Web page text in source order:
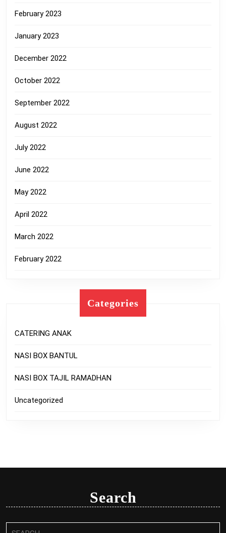
February 2023
January 2023
December 2022
October 2022
September 2022
August 2022
July 2022
June 2022
May 2022
April 2022
March 2022
February 2022
Categories
CATERING ANAK
NASI BOX BANTUL
NASI BOX TAJIL RAMADHAN
Uncategorized
Search